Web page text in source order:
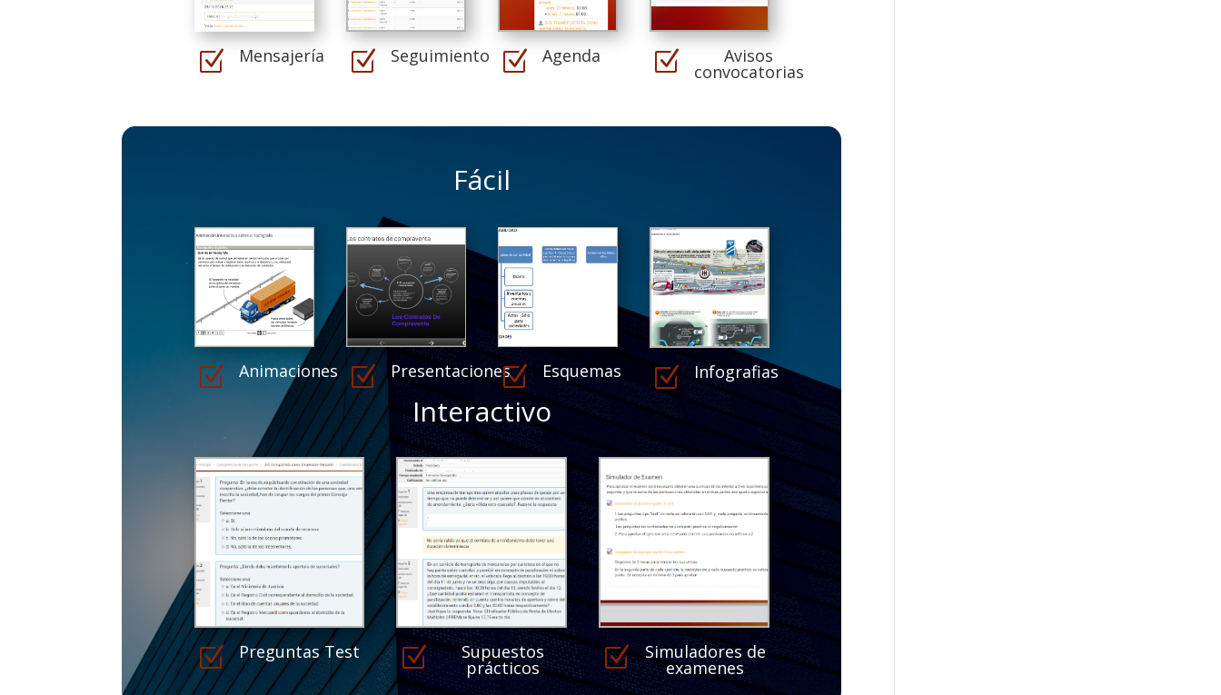
Z Mensajería Z Seguimiento Z Agenda Z Avisos
convocatorias
Fácil
Z Animaciones Z PresentacionesZ Esquemas Z Infografias
Interactivo
Z Preguntas Test Z Supuestos
prácticos Z Simuladores de
examenes